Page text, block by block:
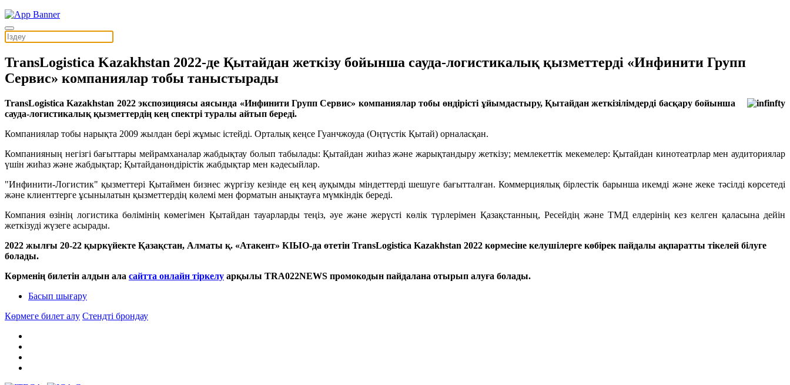
TransLogistica Kazakhstan 2022-де Қытайдан жеткізу бойынша сауда-логистикалық қызметтерді «Инфинити Групп
Сервис» компаниялар тобы таныстырады
TransLogistica Kazakhstan 2022 экспозициясы аясында «Инфинити Групп Сервис» компаниялар тобы өндірісті ұйымдастыру, Қытайдан жеткізілімдерді басқару бойынша
сауда-логистикалық қызметтердің кең спектрі туралы айтып береді.
Компаниялар тобы нарықта 2009 жылдан бері жұмыс істейді. Орталық кеңсе Гуанчжоуда (Оңтүстік Қытай) орналасқан.
Компанияның негізгі бағыттары мейрамханалар жабдықтау болып табылады: Қытайдан жиһаз және жарықтандыру жеткізу; мемлекеттік мекемелер: Қытайдан кинотеатрлар мен аудиториялар
үшін жиһаз және жабдықтар; Қытайданөндірістік жабдықтар мен кәдесыйлар.
"Инфинити-Логистик" қызметтері Қытаймен бизнес жүргізу кезінде ең кең ауқымды міндеттерді шешуге бағытталған. Коммерциялық бірлестік барынша икемді және жеке тәсілді көрсетеді
және клиенттерге ұсынылатын қызметтердің көлемі мен форматын анықтауға мүмкіндік береді.
Компания өзінің логистика бөлімінің көмегімен Қытайдан тауарларды теңіз, әуе және жерүсті көлік түрлерімен Қазақстанның, Ресейдің және ТМД елдерінің кез келген қаласына дейін
жеткізуді жүзеге асырады.
2022 жылғы 20-22 қыркүйекте Қазақстан, Алматы қ. «Атакент» КІЫО-да өтетін TransLogistica Kazakhstan 2022 көрмесіне келушілерге көбірек пайдалы ақпаратты тікелей білуге
болады.
Көрменің билетін алдын ала сайтта онлайн тіркелу арқылы TRA022NEWS промокодын пайдалана отырып алуға болады.
Басып шығару
Көрмеге билет алу Стендті брондау